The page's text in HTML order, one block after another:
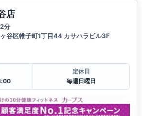
店
分
谷区帷子町1丁目44 カサハラビル3F
定休日
毎週日曜日